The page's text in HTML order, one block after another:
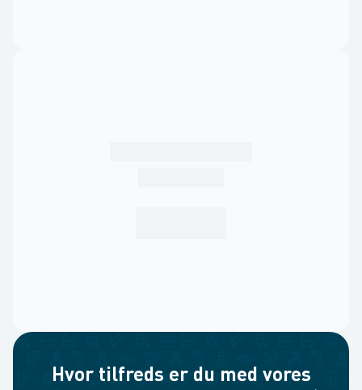
Hvor tilfreds er du med vores